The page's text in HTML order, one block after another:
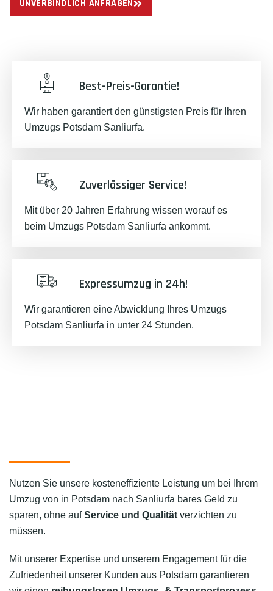
UNVERBINDLICH ANFRAGEN
Best-Preis-Garantie!
Wir haben garantiert den günstigsten Preis für Ihren
Umzugs Potsdam Sanliurfa.
Zuverlässiger Service!
Mit über 20 Jahren Erfahrung wissen worauf es
beim Umzugs Potsdam Sanliurfa ankommt.
Expressumzug in 24h!
Wir garantieren eine Abwicklung Ihres Umzugs
Potsdam Sanliurfa in unter 24 Stunden.
Nutzen Sie unsere kosteneffiziente Leistung um bei Ihrem
Umzug von in Potsdam nach Sanliurfa bares Geld zu
sparen, ohne aufService und Qualität verzichten zu
müssen.
Mit unserer Expertise und unserem Engagement für die
Zufriedenheit unserer Kunden aus Potsdam garantieren